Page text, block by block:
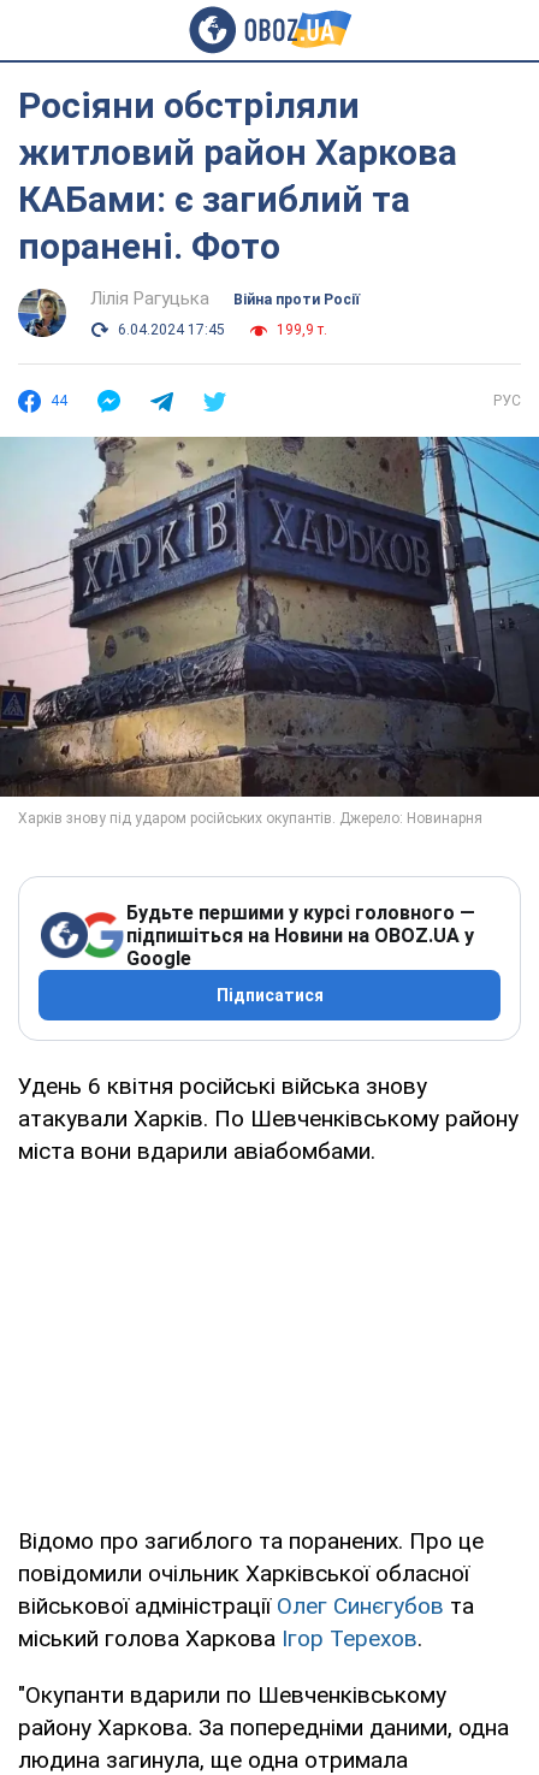
Росіяни обстріляли
житловий район Харкова
КАБами: є загиблий та
поранені. Фото
Лілія Рагуцька
Війна проти Росії
6.04.2024 17:45
199,9 т.
44 РУС
Будьте першими у курсі головного —
підпишіться на Новини на OBOZ.UA у
Google
Підписатися
Удень 6 квітня російські війська знову
атакували Харків. По Шевченківському району
міста вони вдарили авіабомбами.
Відомо про загиблого та поранених. Про це
повідомили очільник Харківської обласної
військової адміністрації Олег Синєгубов та
міський голова Харкова Ігор Терехов.
"Окупанти вдарили по Шевченківському
району Харкова. За попередніми даними, одна
людина загинула, ще одна отримала